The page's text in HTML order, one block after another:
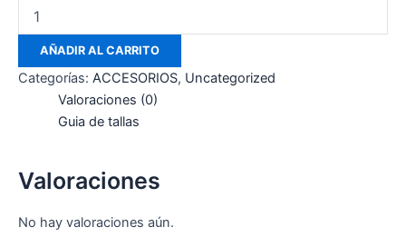
AÑADIR AL CARRITO
Categorías: ACCESORIOS, Uncategorized
Valoraciones (0)
Guia de tallas
Valoraciones
No hay valoraciones aún.